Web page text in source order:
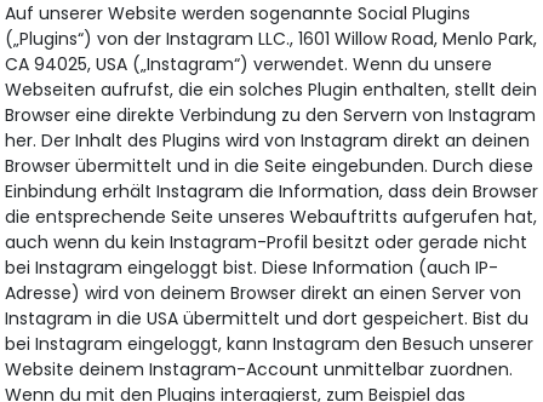
Auf unserer Website werden sogenannte Social Plugins
(„Plugins“) von der Instagram LLC., 1601 Willow Road, Menlo Park,
CA 94025, USA („Instagram“) verwendet. Wenn du unsere
Webseiten aufrufst, die ein solches Plugin enthalten, stellt dein
Browser eine direkte Verbindung zu den Servern von Instagram
her. Der Inhalt des Plugins wird von Instagram direkt an deinen
Browser übermittelt und in die Seite eingebunden. Durch diese
Einbindung erhält Instagram die Information, dass dein Browser
die entsprechende Seite unseres Webauftritts aufgerufen hat,
auch wenn du kein Instagram-Profil besitzt oder gerade nicht
bei Instagram eingeloggt bist. Diese Information (auch IP-
Adresse) wird von deinem Browser direkt an einen Server von
Instagram in die USA übermittelt und dort gespeichert. Bist du
bei Instagram eingeloggt, kann Instagram den Besuch unserer
Website deinem Instagram-Account unmittelbar zuordnen.
Wenn du mit den Plugins interagierst, zum Beispiel das